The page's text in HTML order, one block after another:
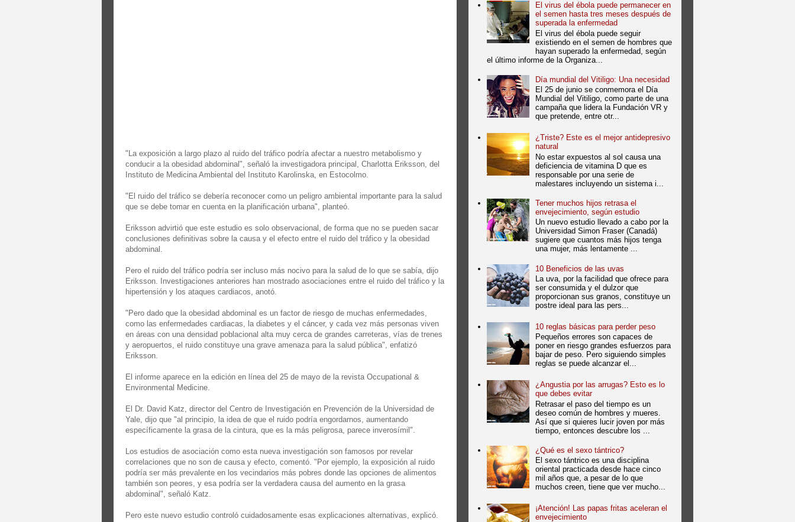
"La exposición a largo plazo al ruido del tráfico podría afectar a nuestro metabolismo y
conducir a la obesidad abdominal", señaló la investigadora principal, Charlotta Eriksson, del
Instituto de Medicina Ambiental del Instituto Karolinska, en Estocolmo.
"El ruido del tráfico se debería reconocer como un peligro ambiental importante para la salud
que se debe tomar en cuenta en la planificación urbana", planteó.
Eriksson advirtió que este estudio es solo observacional, de forma que no se pueden sacar
conclusiones definitivas sobre la causa y el efecto entre el ruido del tráfico y la obesidad
abdominal.
Pero el ruido del tráfico podría ser incluso más nocivo para la salud de lo que se sabía, dijo
Eriksson. Investigaciones anteriores han mostrado asociaciones entre el ruido del tráfico y la
hipertensión y los ataques cardiacos, anotó.
"Pero dado que la obesidad abdominal es un factor de riesgo de muchas enfermedades,
como las enfermedades cardiacas, la diabetes y el cáncer, y cada vez más personas viven
en áreas con una densidad poblacional alta muy cerca de grandes carreteras, vías de trenes
y aeropuertos, el ruido constituye una grave amenaza para la salud pública", enfatizó
Eriksson.
El informe aparece en la edición en línea del 25 de mayo de la revista Occupational &
Environmental Medicine.
El Dr. David Katz, director del Centro de Investigación en Prevención de la Universidad de
Yale, dijo que "al principio, la idea de que el ruido podría engordarnos, aumentando
específicamente la grasa de la cintura, que es la más peligrosa, parece inverosímil".
Los estudios de asociación como esta nueva investigación son famosos por revelar
correlaciones que no son de causa y efecto, comentó. "Por ejemplo, la exposición al ruido
podría ser más prevalente en los vecindarios más pobres donde las opciones de alimentos
también son peores, y esa podría ser la verdadera causa del aumento en la grasa
abdominal", señaló Katz.
Pero este nuevo estudio controló cuidadosamente esas explicaciones alternativas, explicó.
El virus del ébola puede permanecer en
el semen hasta tres meses después de
superada la enfermedad
El virus del ébola puede seguir
existiendo en el semen de hombres que
hayan superado la enfermedad, según
el último informe de la Organiza...
Día mundial del Vitiligo: Una necesidad
El 25 de junio se conmemora el Día
Mundial del Vitiligo, como parte de una
campaña que lidera la Fundación VR y
que pretende, entre otr...
¿Triste? Este es el mejor antidepresivo
natural
No estar expuestos al sol causa una
deficiencia de vitamina D que es
responsable por una serie de
malestares incluyendo un sistema i...
Tener muchos hijos retrasa el
envejecimiento, según estudio
Un nuevo estudio llevado a cabo por la
Universidad Simon Fraser (Canadá)
sugiere que cuantos más hijos tenga
una mujer, más lentamente ...
10 Beneficios de las uvas
La uva, por la facilidad que ofrece para
ser consumida y el dulzor que
proporcionan sus granos, constituye un
postre ideal para las pers...
10 reglas básicas para perder peso
Pequeños errores son capaces de
poner en riesgo grandes esfuerzos para
bajar de peso. Pero siguiendo simples
reglas se puede alcanzar el...
¿Angustia por las arrugas? Esto es lo
que debes evitar
Retrasar el paso del tiempo es un
deseo común de hombres y mueres.
Así que si quieres lucir joven por más
tiempo, entonces descubre los ...
¿Qué es el sexo tántrico?
El sexo tántrico es una disciplina
oriental practicada desde hace cinco
mil años que, a pesar de lo que
muchos creen, tiene que ver mucho...
¡Atención! Las papas fritas aceleran el
envejecimiento